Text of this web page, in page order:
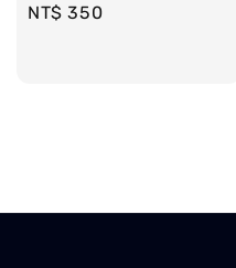
Regular
NT$ 350